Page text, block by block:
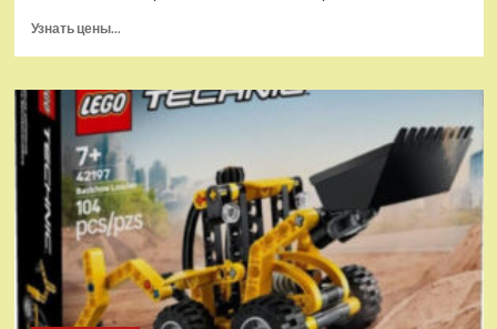
Узнать цены...
Шахматы
магнитные
БУБА
ИГРАЕМ
ВМЕСТЕ
в
кор.2*192шт
ZY501598-
R4